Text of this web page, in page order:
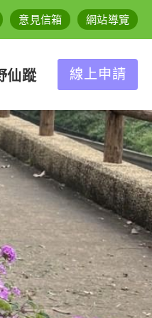
意見信箱 網站導覽
仙蹤 線上申請